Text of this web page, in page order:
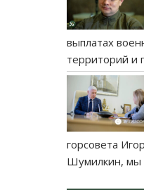
выплатах
территорий и
горсовета
Шумилкин, мы